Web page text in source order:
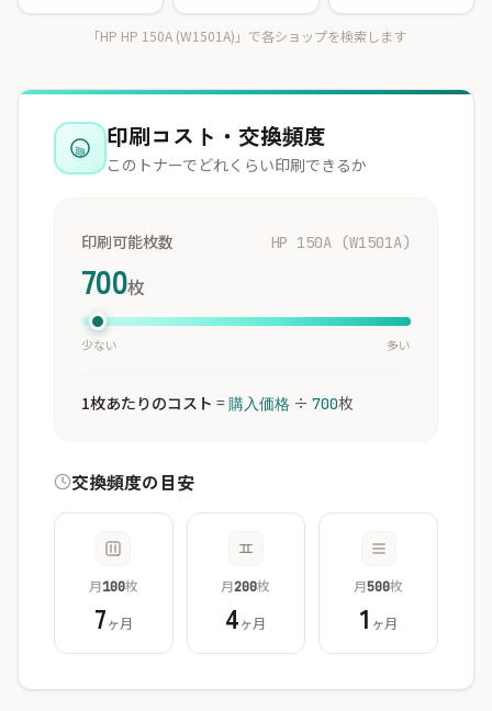
「HP HP 150A (W1501A)」で各ショップを検索します
印刷コスト・交換頻度
このトナーでどれくらい印刷できるか
印刷可能枚数
700枚
HP 150A (W1501A)
少ない 多い
1枚あたりのコスト =購入価格 ÷ 700枚
交換頻度の目安
月100枚
7ヶ月
月200枚
4ヶ月
月500枚
1 ヶ月